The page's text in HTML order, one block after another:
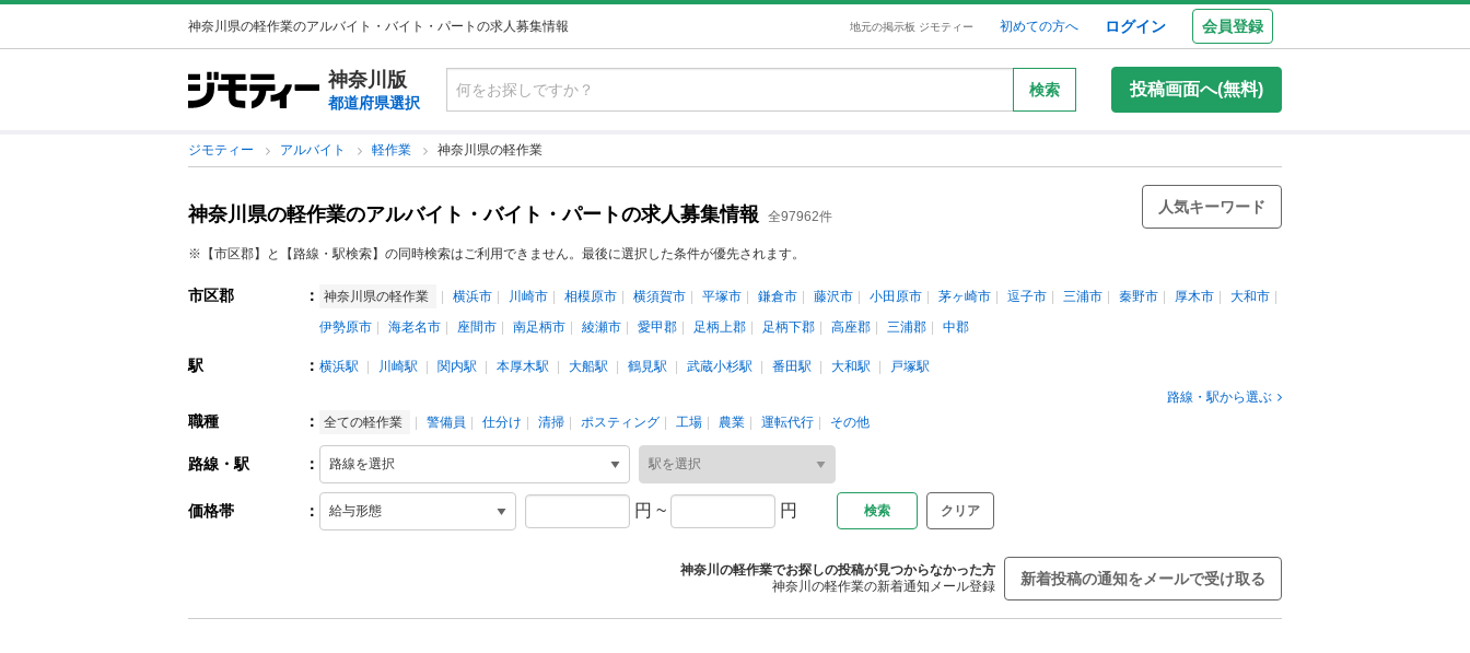
神奈川県の軽作業のアルバイト・バイト・パートの求人募集情報 地元の掲示板 ジモティー 初めての方へ ログイン 会員登録
神奈川版
都道府県選択
検索 投稿画面へ(無料)
ジモティー アルバイト 軽作業 神奈川県の軽作業
神奈川県の軽作業のアルバイト・バイト・パートの求人募集情報 全97962件
人気キーワード
※【市区郡】と【路線・駅検索】の同時検索はご利用できません。最後に選択した条件が優先されます。
市区郡 ： 神奈川県の軽作業 横浜市 川崎市 相模原市 横須賀市 平塚市 鎌倉市 藤沢市 小田原市 茅ヶ崎市 逗子市 三浦市 秦野市 厚木市
大和市
伊勢原市
海老名市 座間市 南足柄市 綾瀬市 愛甲郡 足柄上郡 足柄下郡 高座郡 三浦郡 中郡
駅 ： 横浜駅 川崎駅 関内駅 本厚木駅 大船駅 鶴見駅 武蔵小杉駅 番田駅 大和駅
戸塚駅
路線・駅から選ぶ
職種 ： 全ての軽作業 警備員 仕分け 清掃 ポスティング 工場 農業 運転代行 その他
路線・駅 ：
価格帯 ： 円 ~ 円 クリア
神奈川の軽作業でお探しの投稿が見つからなかった方
神奈川の軽作業の新着通知メール登録
新着投稿の通知をメールで受け取る